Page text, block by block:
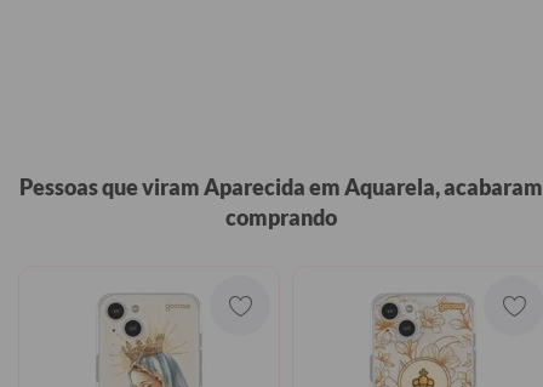
Pessoas que viram Aparecida em Aquarela, acabaram
comprando